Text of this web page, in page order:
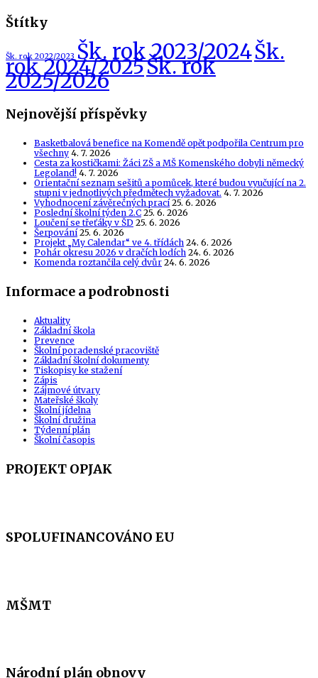
Štítky
Šk. rok 2022/2023 Šk. rok 2023/2024Šk.
rok 2024/2025Šk. rok
2025/2026
Nejnovější příspěvky
Basketbalová benefice na Komendě opět podpořila Centrum pro
všechny 4. 7. 2026
Cesta za kostičkami: Žáci ZŠ a MŠ Komenského dobyli německý
Legoland! 4. 7. 2026
Orientační seznam sešitů a pomůcek, které budou vyučující na 2.
stupni v jednotlivých předmětech vyžadovat. 4. 7. 2026
Vyhodnocení závěrečných prací 25. 6. 2026
Poslední školní týden 2.C 25. 6. 2026
Loučení se třeťáky v ŠD 25. 6. 2026
Šerpování 25. 6. 2026
Projekt „My Calendar“ ve 4. třídách 24. 6. 2026
Pohár okresu 2026 v dračích lodích 24. 6. 2026
Komenda roztančila celý dvůr 24. 6. 2026
Informace a podrobnosti
Aktuality
Základní škola
Prevence
Školní poradenské pracoviště
Základní školní dokumenty
Tiskopisy ke stažení
Zápis
Zájmové útvary
Mateřské školy
Školní jídelna
Školní družina
Týdenní plán
Školní časopis
PROJEKT OPJAK
SPOLUFINANCOVÁNO EU
MŠMT
Národní plán obnovy